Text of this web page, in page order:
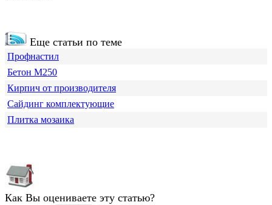
Еще статьи по теме
Профнастил
Бетон М250
Кирпич от производителя
Сайдинг комплектующие
Плитка мозаика
Как Вы оцениваете эту статью?